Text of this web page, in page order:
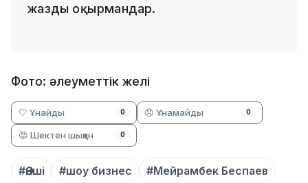
жазды оқырмандар.
Фото: әлеуметтік желі
🤍 Ұнайды 0 😞 Ұнамайды 0
😡 Шектен шыққан 0
#Әнші #шоу бизнес #Мейрамбек Беспаев